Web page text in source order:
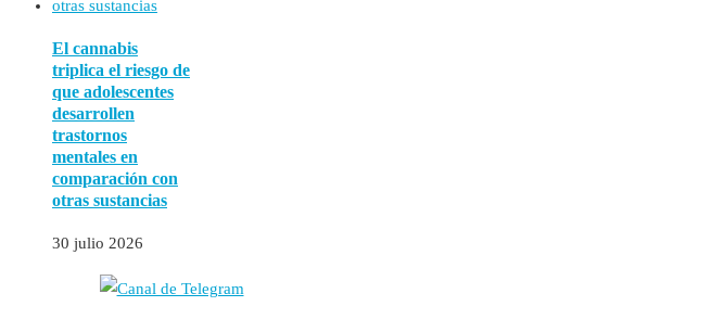
El cannabis
triplica el riesgo de
que adolescentes
desarrollen
trastornos
mentales en
comparación con
otras sustancias
30 julio 2026